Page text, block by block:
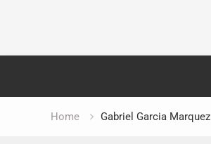
Home Gabriel Garcia Marquez